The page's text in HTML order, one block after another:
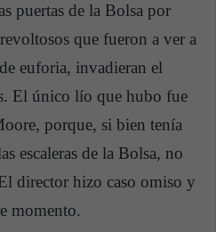
puertas de la Bolsa por
que fueron a ver a
euforia, invadieran el
El único lío que hubo fue
porque, si bien tenía
escaleras de la Bolsa, no
director hizo caso omiso y
momento.